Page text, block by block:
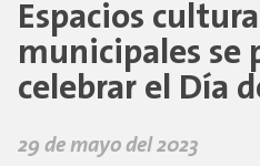
Espacios
municipales se
celebrar el Día
29 de mayo del 2023